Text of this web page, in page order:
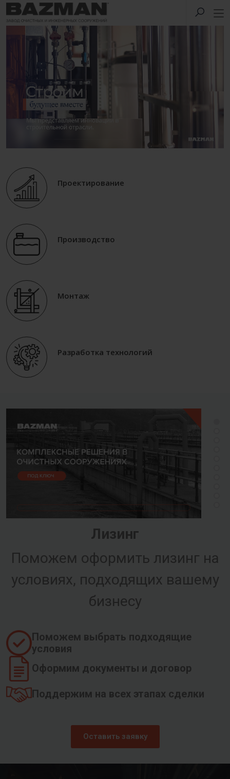
Проектирование
Производство
Монтаж
Разработка технологий
Лизинг
Поможем оформить лизинг на
условиях, подходящих вашему
бизнесу
Поможем выбрать подходящие
условия
Оформим документы и договор
Поддержим на всех этапах сделки
Оставить заявку